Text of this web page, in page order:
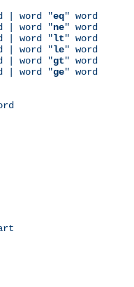
| word "eq" word
| word "ne" word
| word "lt" word
| word "le" word
| word "gt" word
| word "ge" word